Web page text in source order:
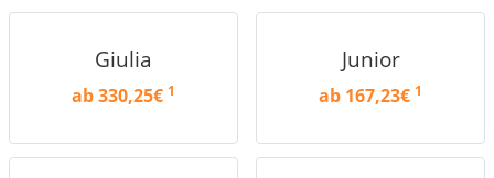
Giulia
ab 330,25€ 1
Junior
ab 167,23€ 1